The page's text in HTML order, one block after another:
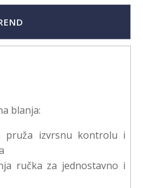
blanja:
pruža izvrsnu kontrolu i
ručka za jednostavno i